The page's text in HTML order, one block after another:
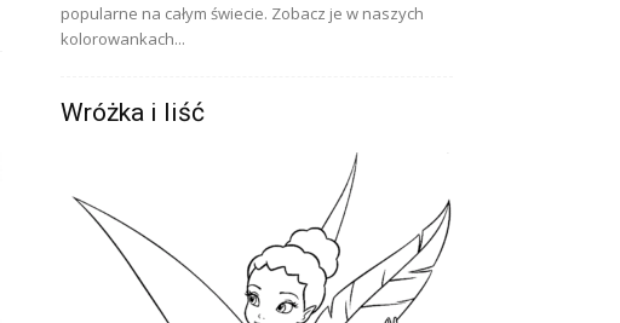
popularne na całym świecie. Zobacz je w naszych
kolorowankach...
Wróżka i liść